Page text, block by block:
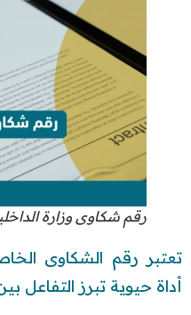
رقم شكاوى وزارة
تعتبر رقم الشكاوى
أداة حيوية تبرز التفاعل